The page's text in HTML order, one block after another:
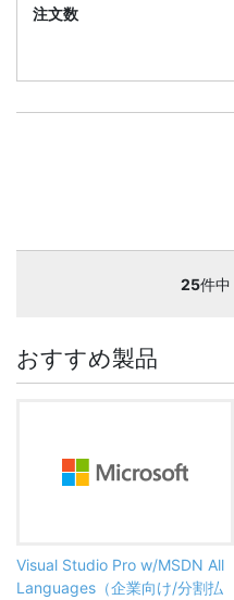
25件中
おすすめ製品
Visual Studio Pro w/MSDN All
Languages（企業向け/分割払